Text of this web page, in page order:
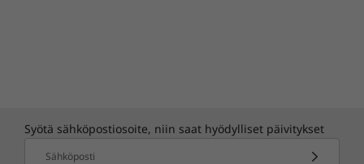
Syötä sähköpostiosoite, niin saat hyödylliset päivitykset
Sähköposti